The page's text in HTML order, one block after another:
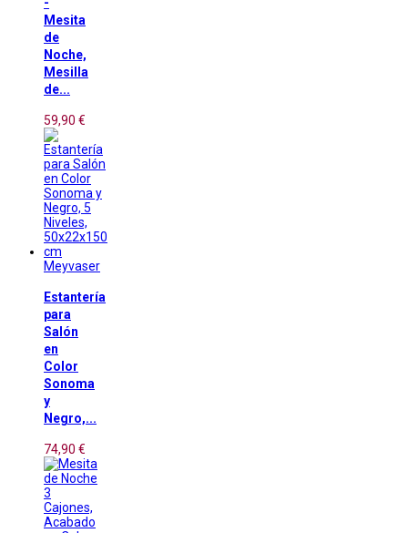
-
Mesita
de
Noche,
Mesilla
de...
59,90 €
Meyvaser
Estantería
para
Salón
en
Color
Sonoma
y
Negro,...
74,90 €